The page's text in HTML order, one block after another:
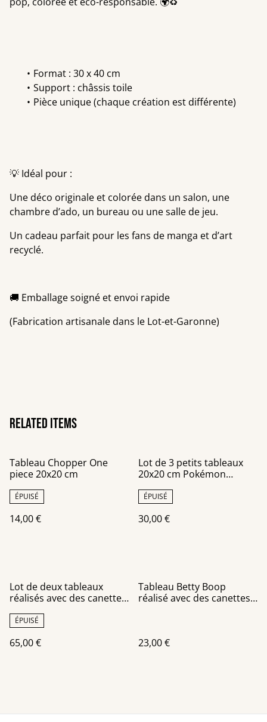
Format : 30 x 40 cm
Support : châssis toile
Pièce unique (chaque création est différente)
💡 Idéal pour :
Une déco originale et colorée dans un salon, une
chambre d’ado, un bureau ou une salle de jeu.
Un cadeau parfait pour les fans de manga et d’art
recyclé.
🚚 Emballage soigné et envoi rapide
(Fabrication artisanale dans le Lot-et-Garonne)
Related items
Tableau Chopper One
piece 20x20 cm
ÉPUISÉ
14,00 €
Lot de 3 petits tableaux
20x20 cm Pokémon
recyclées
ÉPUISÉ
30,00 €
Lot de deux tableaux
réalisés avec des canettes
ÉPUISÉ
65,00 €
Tableau Betty Boop
réalisé avec des canettes
23,00 €